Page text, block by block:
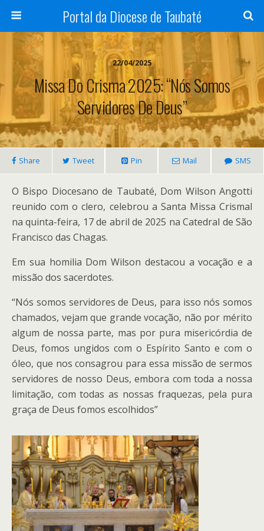
Portal da Diocese de Taubaté
22/04/2025
Missa Do Crisma 2025: “Nós Somos
Servidores De Deus”
Share Tweet Pin Mail SMS
O Bispo Diocesano de Taubaté, Dom Wilson Angotti
reunido com o clero, celebrou a Santa Missa Crismal
na quinta-feira, 17 de abril de 2025 na Catedral de São
Francisco das Chagas.
Em sua homilia Dom Wilson destacou a vocação e a
missão dos sacerdotes.
“Nós somos servidores de Deus, para isso nós somos
chamados, vejam que grande vocação, não por mérito
algum de nossa parte, mas por pura misericórdia de
Deus, fomos ungidos com o Espírito Santo e com o
óleo, que nos consagrou para essa missão de sermos
servidores de nosso Deus, embora com toda a nossa
limitação, com todas as nossas fraquezas, pela pura
graça de Deus fomos escolhidos”